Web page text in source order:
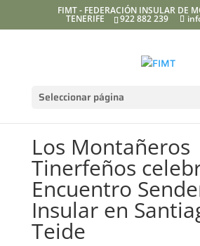
FIMT - FEDERACIÓN INSULAR DE
TENERIFE 922 882 239
Seleccionar página
Los Montañeros
Tinerfeños
Encuentro
Insular en
Teide